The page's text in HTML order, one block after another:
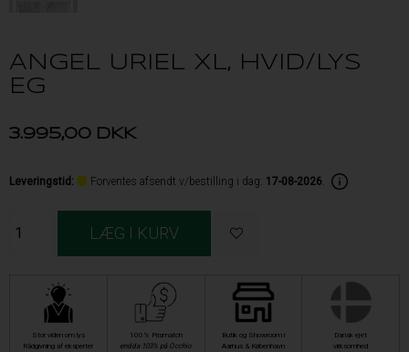
ANGEL URIEL XL, HVID/LYS
EG
3.995,00 DKK
Leveringstid : Forventes afsendt v/bestilling i dag: 17-08-2026
Stor viden om lys
Rådgivning af eksperter
100% Prismatch
endda 103% på Occhio
Butik og Showroom i
Aarhus & København
Dansk ejet
virksomhed